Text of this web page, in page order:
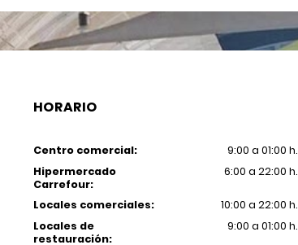
HORARIO
Centro comercial:
9:00 a 01:00 h.
Hipermercado
Carrefour:
6:00 a 22:00 h.
Locales comerciales:
10:00 a 22:00 h.
Locales de
restauración:
9:00 a 01:00 h.